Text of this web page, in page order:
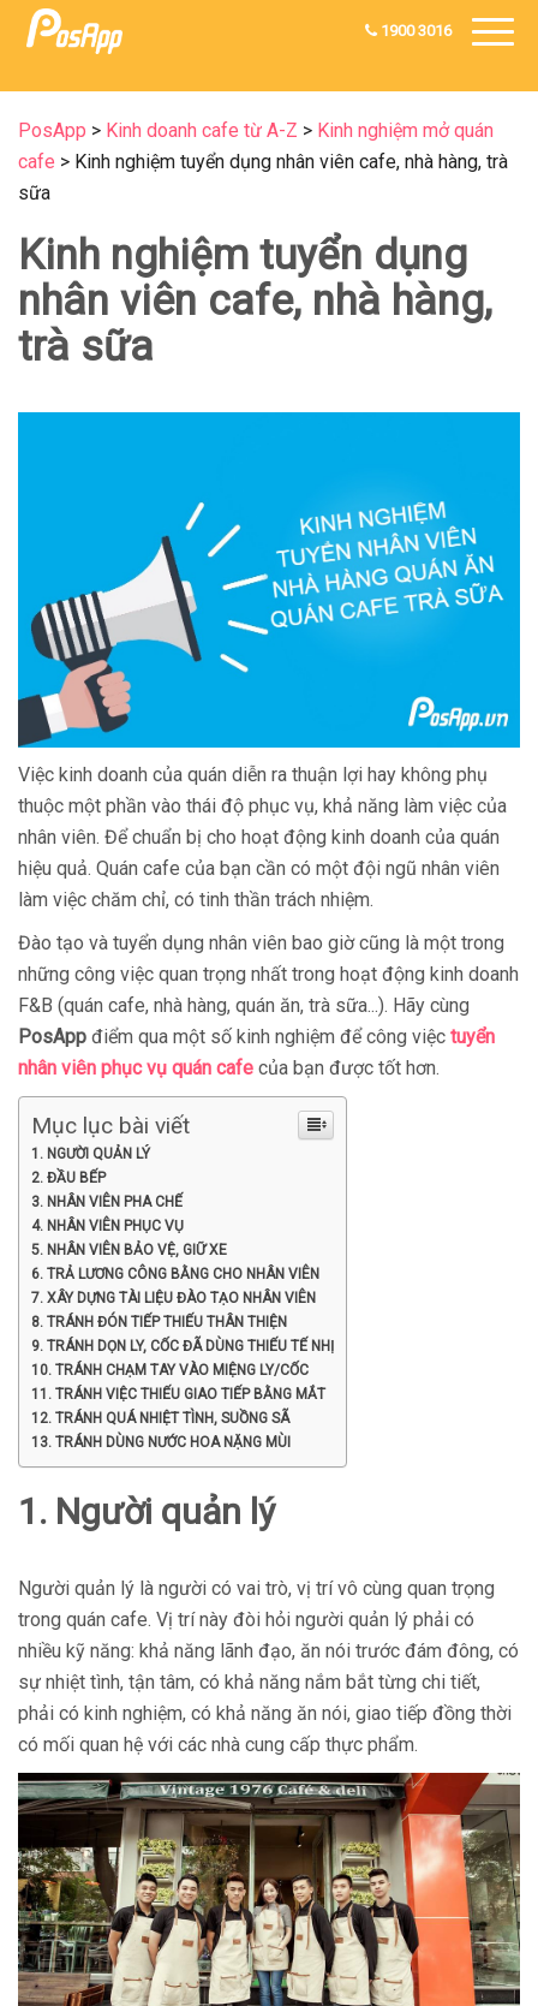
1900 3016
PosApp > Kinh doanh cafe từ A-Z > Kinh nghiệm mở quán
cafe > Kinh nghiệm tuyển dụng nhân viên cafe, nhà hàng, trà
sữa
Kinh nghiệm tuyển dụng
nhân viên cafe, nhà hàng,
trà sữa
Việc kinh doanh của quán diễn ra thuận lợi hay không phụ
thuộc một phần vào thái độ phục vụ, khả năng làm việc của
nhân viên. Để chuẩn bị cho hoạt động kinh doanh của quán
hiệu quả. Quán cafe của bạn cần có một đội ngũ nhân viên
làm việc chăm chỉ, có tinh thần trách nhiệm.
Đào tạo và tuyển dụng nhân viên bao giờ cũng là một trong
những công việc quan trọng nhất trong hoạt động kinh doanh
F&B (quán cafe, nhà hàng, quán ăn, trà sữa...). Hãy cùng
PosApp điểm qua một số kinh nghiệm để công việc tuyển
nhân viên phục vụ quán cafe của bạn được tốt hơn.
Mục lục bài viết
1. NGƯỜI QUẢN LÝ
2. ĐẦU BẾP
3. NHÂN VIÊN PHA CHẾ
4. NHÂN VIÊN PHỤC VỤ
5. NHÂN VIÊN BẢO VỆ, GIỮ XE
6. TRẢ LƯƠNG CÔNG BẰNG CHO NHÂN VIÊN
7. XÂY DỰNG TÀI LIỆU ĐÀO TẠO NHÂN VIÊN
8. TRÁNH ĐÓN TIẾP THIẾU THÂN THIỆN
9. TRÁNH DỌN LY, CỐC ĐÃ DÙNG THIẾU TẾ NHỊ
10. TRÁNH CHẠM TAY VÀO MIỆNG LY/CỐC
11. TRÁNH VIỆC THIẾU GIAO TIẾP BẰNG MẮT
12. TRÁNH QUÁ NHIỆT TÌNH, SUỒNG SÃ
13. TRÁNH DÙNG NƯỚC HOA NẶNG MÙI
1. Người quản lý
Người quản lý là người có vai trò, vị trí vô cùng quan trọng
trong quán cafe. Vị trí này đòi hỏi người quản lý phải có
nhiều kỹ năng: khả năng lãnh đạo, ăn nói trước đám đông, có
sự nhiệt tình, tận tâm, có khả năng nắm bắt từng chi tiết,
phải có kinh nghiệm, có khả năng ăn nói, giao tiếp đồng thời
có mối quan hệ với các nhà cung cấp thực phẩm.